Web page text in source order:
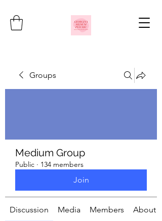
Groups
Medium Group
Public · 134 members
Join
Discussion Media Members About